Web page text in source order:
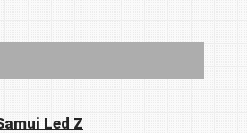
Led Z